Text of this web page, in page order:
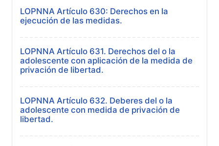
LOPNNA Artículo 630: Derechos en la
ejecución de las medidas.
LOPNNA Artículo 631. Derechos del o la
adolescente con aplicación de la medida de
privación de libertad.
LOPNNA Artículo 632. Deberes del o la
adolescente con medida de privación de
libertad.